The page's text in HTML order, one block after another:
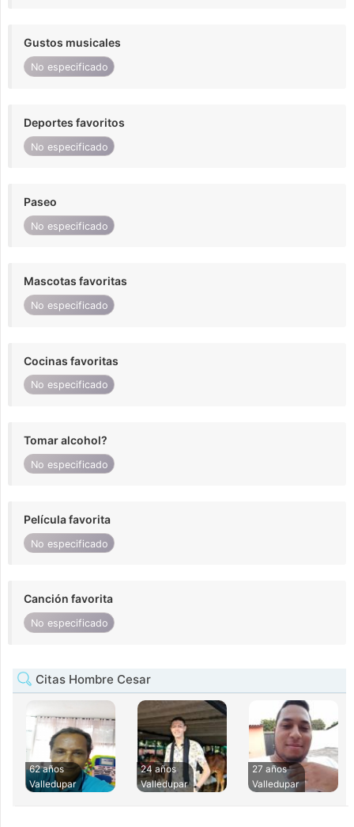
Gustos musicales
No especificado
Deportes favoritos
No especificado
Paseo
No especificado
Mascotas favoritas
No especificado
Cocinas favoritas
No especificado
Tomar alcohol?
No especificado
Película favorita
No especificado
Canción favorita
No especificado
Citas Hombre Cesar
62 años
Valledupar
24 años
Valledupar
27 años
Valledupar